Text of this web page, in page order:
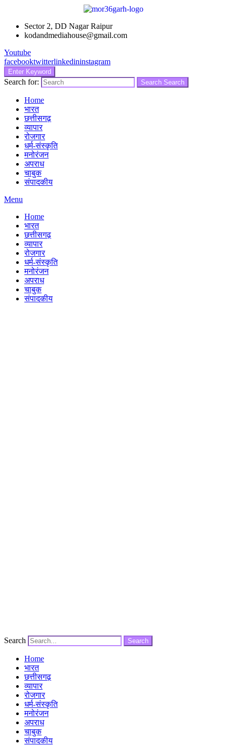
Sector 2, DD Nagar Raipur
kodandmediahouse@gmail.com
Youtube
facebooktwitterlinkedininstagram
Enter Keyword
Search for: Search Search
Home
भारत
छत्तीसगढ़
व्यापार
रोजगार
धर्म-संस्कृति
मनोरंजन
अपराध
चाबुक
संपादकीय
Menu
Home
भारत
छत्तीसगढ़
व्यापार
रोजगार
धर्म-संस्कृति
मनोरंजन
अपराध
चाबुक
संपादकीय
Search Search
Home
भारत
छत्तीसगढ़
व्यापार
रोजगार
धर्म-संस्कृति
मनोरंजन
अपराध
चाबुक
संपादकीय